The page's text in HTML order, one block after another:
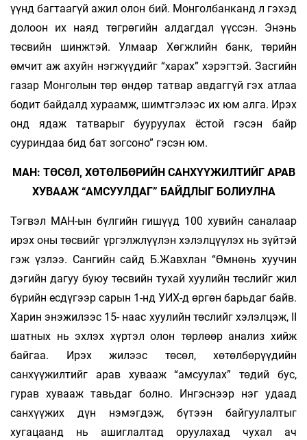
үүнд багтаагүй ажил олон бий. Монголбанканд л гэхэд
долоон их наяд төгрөгийн алдагдал үүссэн. Энэнь
төсвийн шинжтэй. Улмаар Хөгжлийн банк, төрийн
өмчит аж ахуйн нэгжүүдийг “харах” хэрэгтэй. Засгийн
газар Монголын төр өндөр татвар авдаггүй гэх атлаа
бодит байдалд хураамж, шимтгэлээс их юм алга. Ирэх
онд ядаж татварыг бууруулах ёстой гэсэн байр
сууриндаа бид бат зогсоно” гэсэн юм.
МАН: ТӨСӨЛ, ХӨТӨЛБӨРИЙН САНХҮҮЖИЛТИЙГ АРАВ
ХУВААЖ “АМСУУЛДАГ” БАЙДЛЫГ БОЛИУЛНА
Тэгвэл МАН-ын бүлгийн гишүүд 100 хувийн саналаар
ирэх оны төсвийг үргэлжлүүлэн хэлэлцүүлэх нь зүйтэй
гэж үзлээ. Сангийн сайд Б.Жавхлан “Өмнөнь хуучин
дэгийн дагуу буюу төсвийн тухай хуулийн төслийг жил
бүрийн есдүгээр сарын 1-нд УИХ-д өргөн барьдаг байв.
Харин энэжилээс 15- наас хуулийн төслийг хэлэлцэж, II
шатных нь эхлэх хүртэл олон төрлөөр анализ хийж
байгаа. Ирэх жилээс төсөл, хөтөлбөрүүдийн
санхүүжилтийг арав хувааж “амсуулах” төдий бус,
гурав хувааж тавьдаг болно. Ингэснээр нэг удаад
санхүүжих дүн нэмэгдэж, бүтээн байгуулалтыг
хугацаанд нь ашиглалтад оруулахад чухал ач